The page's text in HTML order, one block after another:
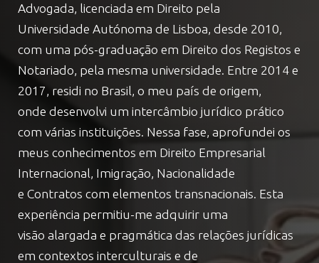
Advogada, licenciada em Direito pela
Universidade Autónoma de Lisboa, desde 2010,
com uma pós-graduação em Direito dos Registos e
Notariado, pela mesma universidade. Entre 2014 e
2017, residi no Brasil, o meu país de origem,
onde desenvolvi um intercâmbio jurídico prático
com várias instituições. Nessa fase, aprofundei os
meus conhecimentos em Direito Empresarial
Internacional, Imigração, Nacionalidade
e Contratos com elementos transnacionais. Esta
experiência permitiu-me adquirir uma
visão alargada e pragmática das relações jurídicas
em contextos interculturais e de